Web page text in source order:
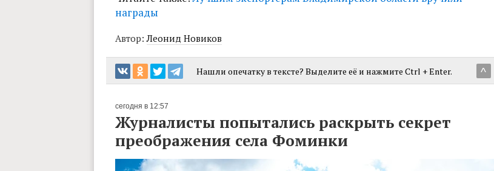
награды
Автор:Леонид Новиков
^
Нашли опечатку в тексте? Выделите её и нажмите Ctrl + Enter.
сегодня в 12:57
Журналисты попытались раскрыть секрет
преображения села Фоминки